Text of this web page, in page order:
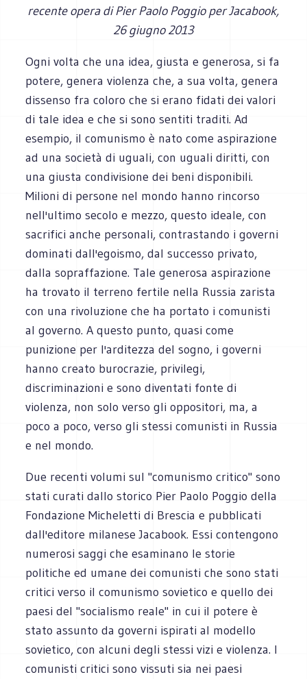
recente opera di Pier Paolo Poggio per Jacabook,
26 giugno 2013
Ogni volta che una idea, giusta e generosa, si fa
potere, genera violenza che, a sua volta, genera
dissenso fra coloro che si erano fidati dei valori
di tale idea e che si sono sentiti traditi. Ad
esempio, il comunismo è nato come aspirazione
ad una società di uguali, con uguali diritti, con
una giusta condivisione dei beni disponibili.
Milioni di persone nel mondo hanno rincorso
nell'ultimo secolo e mezzo, questo ideale, con
sacrifici anche personali, contrastando i governi
dominati dall'egoismo, dal successo privato,
dalla sopraffazione. Tale generosa aspirazione
ha trovato il terreno fertile nella Russia zarista
con una rivoluzione che ha portato i comunisti
al governo. A questo punto, quasi come
punizione per l'arditezza del sogno, i governi
hanno creato burocrazie, privilegi,
discriminazioni e sono diventati fonte di
violenza, non solo verso gli oppositori, ma, a
poco a poco, verso gli stessi comunisti in Russia
e nel mondo.
Due recenti volumi sul "comunismo critico" sono
stati curati dallo storico Pier Paolo Poggio della
Fondazione Micheletti di Brescia e pubblicati
dall'editore milanese Jacabook. Essi contengono
numerosi saggi che esaminano le storie
politiche ed umane dei comunisti che sono stati
critici verso il comunismo sovietico e quello dei
paesi del "socialismo reale" in cui il potere è
stato assunto da governi ispirati al modello
sovietico, con alcuni degli stessi vizi e violenza. I
comunisti critici sono vissuti sia nei paesi